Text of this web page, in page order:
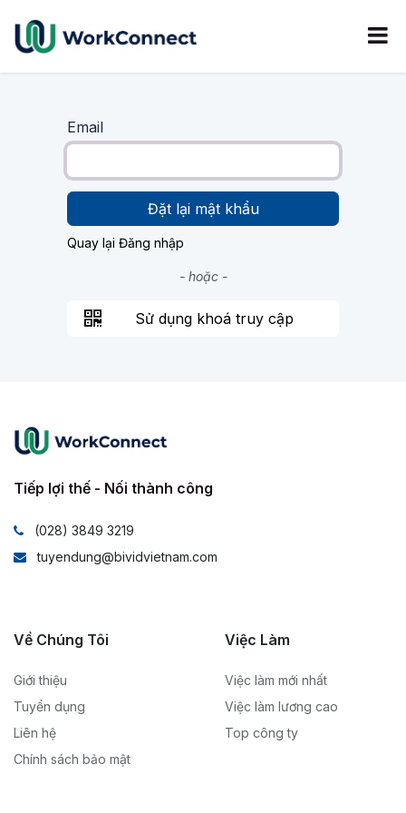
Bỏ qua để đến Nội dung
Email
Đặt lại mật khẩu
Quay lại Đăng nhập
- hoặc -
Sử dụng khoá truy cập
Tiếp lợi thế - Nối thành công
(028) 3849 3219
tuyendung@bividvietnam.com
Về Chúng Tôi
Giới thiệu
Tuyển dụng
Liên hệ
Chính sách bảo mật
Việc Làm
Việc làm mới nhất
Việc làm lương cao
Top công ty